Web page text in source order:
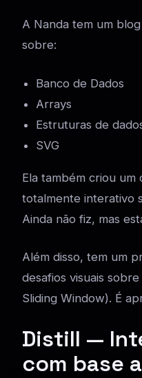
A Nanda tem um
sobre:
Banco de Dados
Arrays
Estruturas de
SVG
Ela também criou um
totalmente interativo
Ainda não fiz, mas
Além disso, tem um
desafios visuais
Sliding Window). É
Distill —
com base